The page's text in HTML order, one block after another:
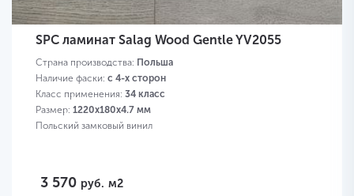
SPC ламинат Salag Wood Gentle YV2055
Страна производства: Польша
Наличие фаски: с 4-х сторон
Класс применения: 34 класс
Размер: 1220х180х4.7 мм
Польский замковый винил
3 570 руб. м2